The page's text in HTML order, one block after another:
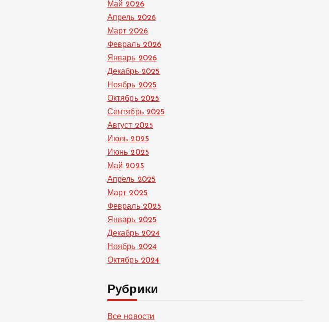
Май 2026
Апрель 2026
Март 2026
Февраль 2026
Январь 2026
Декабрь 2025
Ноябрь 2025
Октябрь 2025
Сентябрь 2025
Август 2025
Июль 2025
Июнь 2025
Май 2025
Апрель 2025
Март 2025
Февраль 2025
Январь 2025
Декабрь 2024
Ноябрь 2024
Октябрь 2024
Рубрики
Все новости